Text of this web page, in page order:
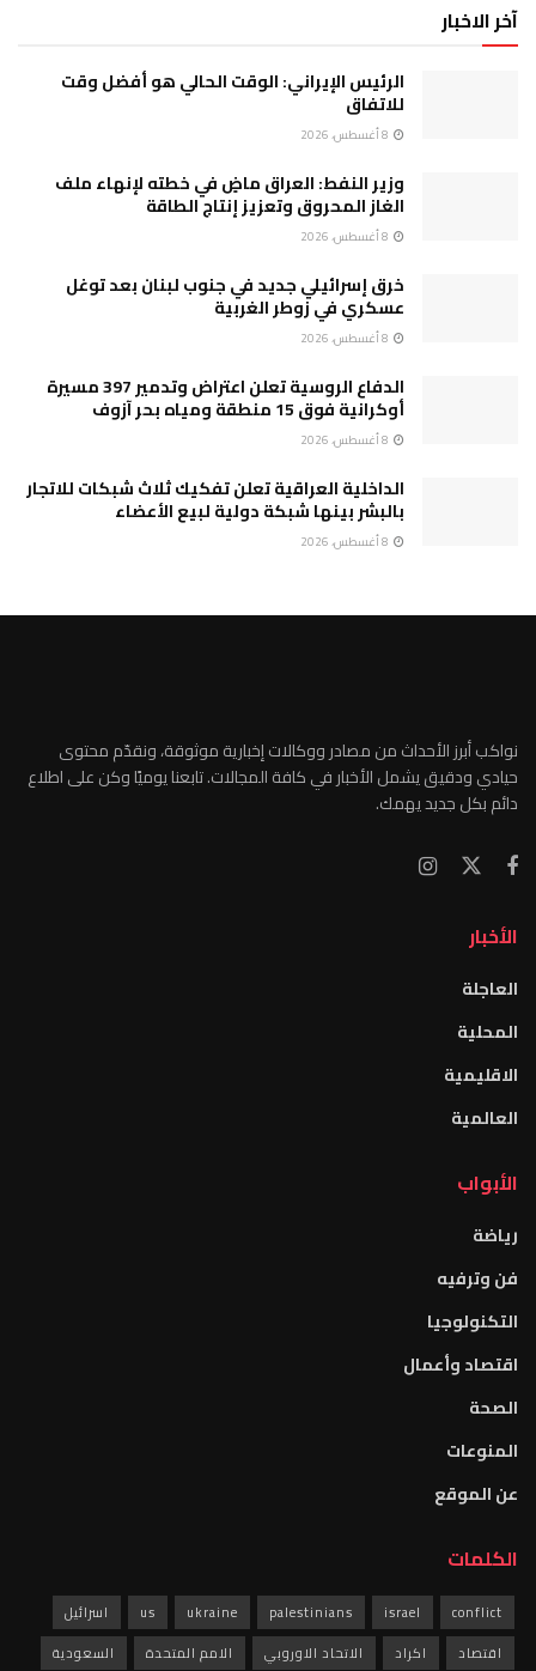
آخر الاخبار
الرئيس الإيراني: الوقت الحالي هو أفضل وقت
للاتفاق
وزير النفط: العراق ماضٍ في خطته لإنهاء ملف
الغاز المحروق وتعزيز إنتاج الطاقة
خرق إسرائيلي جديد في جنوب لبنان بعد توغل
عسكري في زوطر الغربية
الدفاع الروسية تعلن اعتراض وتدمير 397 مسيرة
أوكرانية فوق 15 منطقة ومياه بحر آزوف
الداخلية العراقية تعلن تفكيك ثلاث شبكات للاتجار
بالبشر بينها شبكة دولية لبيع الأعضاء
نواكب أبرز الأحداث من مصادر ووكالات إخبارية موثوقة، ونقدّم محتوى
حيادي ودقيق يشمل الأخبار في كافة المجالات. تابعنا يوميًا وكن على اطلاع
دائم بكل جديد يهمك.
الأخبار
العاجلة
المحلية
الاقليمية
العالمية
الأبواب
رياضة
فن وترفيه
التكنولوجيا
اقتصاد وأعمال
الصحة
المنوعات
عن الموقع
الكلمات
conflict
israel
palestinians
ukraine
us
اسرائيل
اقتصاد
اكراد الاتحاد الاوروبي الامم المتحدة السعودية